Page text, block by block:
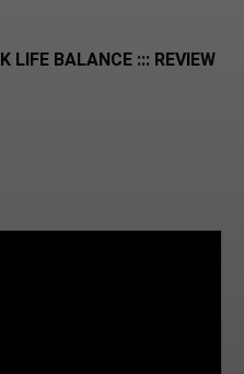
LIFE BALANCE ::: REVIEW